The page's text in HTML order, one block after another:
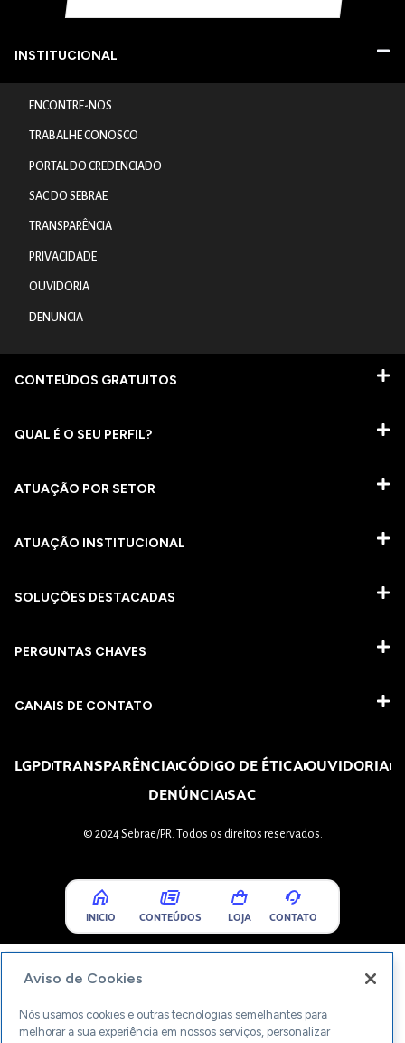
INSTITUCIONAL
ENCONTRE-NOS
TRABALHE CONOSCO
PORTAL DO CREDENCIADO
SAC DO SEBRAE
TRANSPARÊNCIA
PRIVACIDADE
OUVIDORIA
DENUNCIA
CONTEÚDOS GRATUITOS
QUAL É O SEU PERFIL?
ATUAÇÃO POR SETOR
ATUAÇÃO INSTITUCIONAL
SOLUÇÕES DESTACADAS
PERGUNTAS CHAVES​
CANAIS DE CONTATO
LGPDTRANSPARÊNCIACÓDIGO DE ÉTICAOUVIDORIA
DENÚNCIASAC
© 2024 Sebrae/PR. Todos os direitos reservados.
INICIO CONTEÚDOS LOJA CONTATO
Aviso de Cookies
Nós usamos cookies e outras tecnologias semelhantes para
melhorar a sua experiência em nossos serviços, personalizar